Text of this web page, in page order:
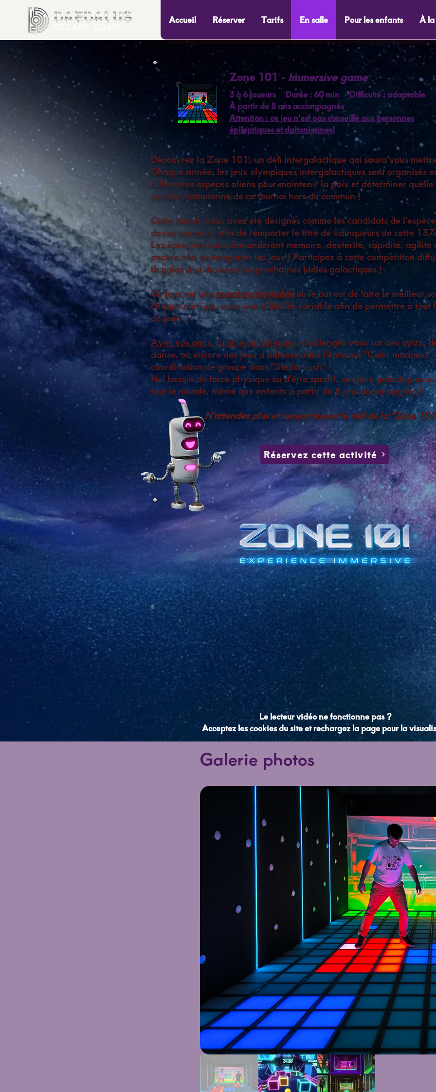
Accueil Réserver Tarifs En salle Pour les enfants À
Zone 101 - Immersive game
3 à 6 joueurs Durée : 60 min Difficulté : adaptable
À partir de 8 ans accompagnés
Attention : ce jeu n'est pas conseillé aux personnes
épileptiques et daltoniennes!​
Découvrez la Zone 101, un défi intergalactique qui saura vous
Chaque année, les jeux olympiques intergalactiques sont organisés
différentes espèces aliens pour maintenir la paix et déterminer quelle
sacrée championne de ce tournoi hors du commun !
Cette fois-ci, vous avez été désignés comme les candidats de
devez concourir afin de remporter le titre de vainqueurs de cette
Les épreuves vous demanderont mémoire, dextérité, rapidité, agilité
encore afin de remporter les jeux ! Participez à cette compétition
la galaxie et devenez les prochaines idoles galactiques !
Ce jeux est uneaventure rejouableou le but est de faire le meilleur
chaque mini jeu, avec une difficulté variable afin de permettre à tout
de jouer !
Avec vos amis, famille ou collègues, challengez vous sur des quizz,
danse, où encore des jeux d'adresse dans l'épreuve "Color madness"
coordination de groupe dans "Stellar rush" !
Nul besoin de force physique ou d'être sportif, ces jeux galactiques
tout le monde, même aux enfants à partir de 8 ans accompagnés !
N'attendez plus et venez relever le défi de la "Zone
Réservez cette activité
Le lecteur vidéo ne fonctionne pas ?
Acceptez les cookies du site et rechargez la page pour la
Galerie photos